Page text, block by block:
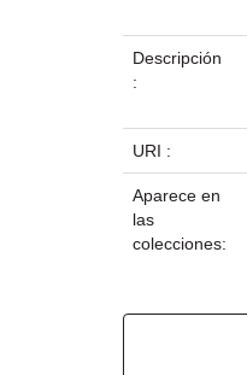
Descripción
:
URI :
Aparece en
las
colecciones: